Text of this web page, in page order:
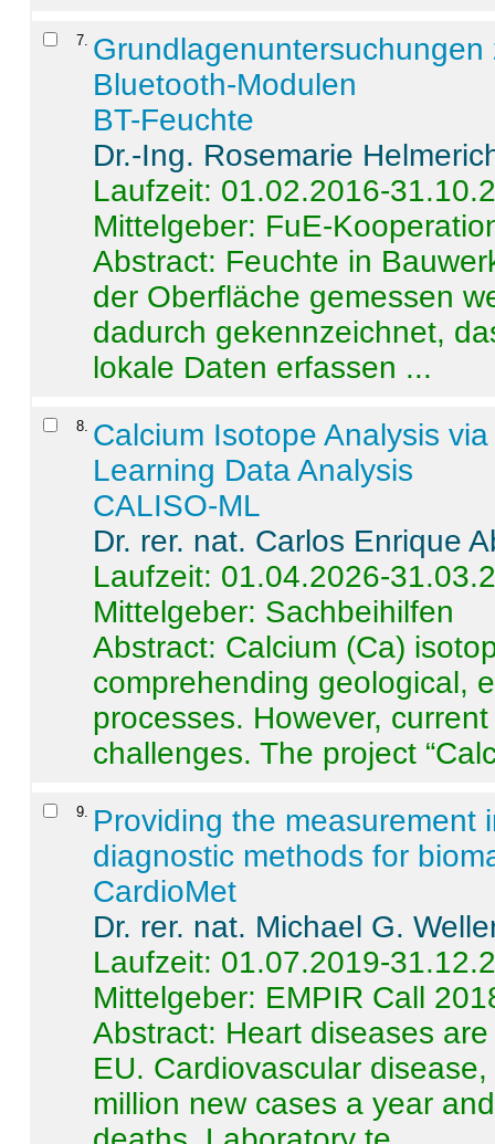
7
Bluetooth-Modulen
BT-Feuchte
Dr.-Ing. Rosemarie
Laufzeit: 01.02.2016-
Mittelgeber: FuE-
Abstract: Feuchte in
der Oberfläche gemessen
dadurch gekennzeichnet,
lokale Daten erfassen ...
8 Calcium Isotope Analysis
Learning Data Analysis
CALISO-ML
Dr. rer. nat. Carlos Enrique
Laufzeit: 01.04.2026-
Mittelgeber: Sachbeihilfen
Abstract: Calcium (Ca)
comprehending geological,
processes. However,
challenges. The project
9
Providing the measurement
diagnostic methods for
CardioMet
Dr. rer. nat. Michael G.
Laufzeit: 01.07.2019-
Mittelgeber: EMPIR Call
Abstract: Heart diseases
EU. Cardiovascular
million new cases a year